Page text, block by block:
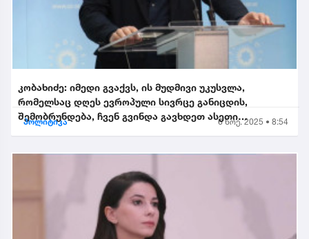
კობახიძე: იმედი გვაქვს, ის მუდმივი უკუსვლა,
რომელსაც დღეს ევროპული სივრცე განიცდის,
შემობრუნდება, ჩვენ გვინდა გავხდეთ ასეთი
პოლიტიკა 6 ნოე. 2025 • 8:54